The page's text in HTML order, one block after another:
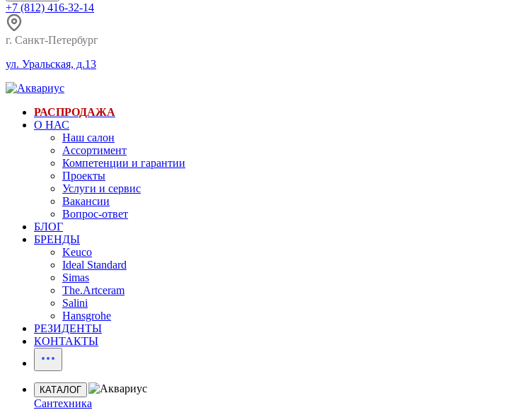
+7 (812) 416-32-14
г. Санкт-Петербург
ул. Уральская, д.13
РАСПРОДАЖА
О НАС
Наш салон
Ассортимент
Компетенции и гарантии
Проекты
Услуги и сервис
Вакансии
Вопрос-ответ
БЛОГ
БРЕНДЫ
Keuco
Ideal Standard
Simas
The.Artceram
Salini
Hansgrohe
РЕЗИДЕНТЫ
КОНТАКТЫ
КАТАЛОГ
Сантехника